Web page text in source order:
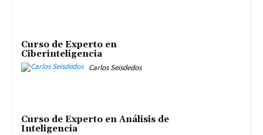
Curso de Experto en
Ciberinteligencia
Carlos Seisdedos
Curso de Experto en Análisis de
Inteligencia